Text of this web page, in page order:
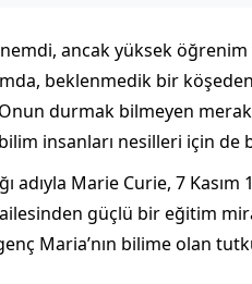
ancak yüksek öğrenim
beklenmedik bir
durmak bilmeyen merakı
insanları nesilleri için de
adıyla Marie Curie, 7
güçlü bir eğitim
Maria’nın bilime olan